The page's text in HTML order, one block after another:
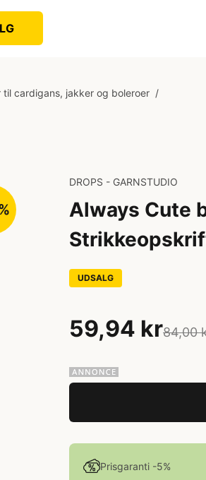
cardigans, jakker og boleroer /
DROPS - GARNSTUDIO
Always Cute
UDSALG
59,94 kr84,00
Prisgaranti -5%